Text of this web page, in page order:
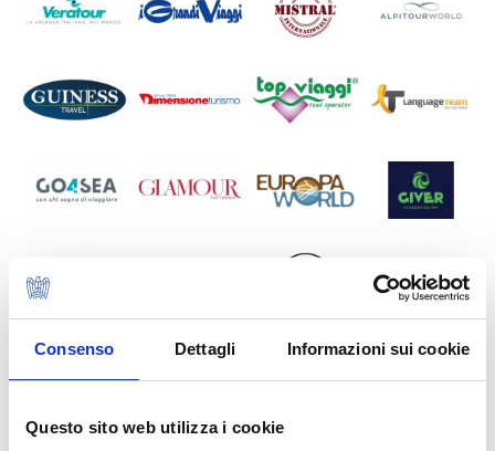
Consenso Dettagli Informazioni sui cookie
Questo sito web utilizza i cookie